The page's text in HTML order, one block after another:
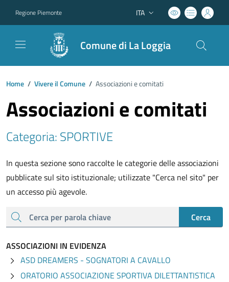
Regione Piemonte Lingua attiva:
ITA
Comune di La Loggia
Home / Vivere il Comune / Associazioni e comitati
Associazioni e comitati
Categoria: SPORTIVE
In questa sezione sono raccolte le categorie delle associazioni
pubblicate sul sito istituzionale; utilizzate "Cerca nel sito" per
un accesso più agevole.
cerca
Cerca
ASSOCIAZIONI IN EVIDENZA
ASD DREAMERS - SOGNATORI A CAVALLO
ORATORIO ASSOCIAZIONE SPORTIVA DILETTANTISTICA